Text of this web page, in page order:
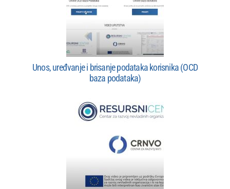
Unos, uređvanje i brisanje podataka korisnika (OCD
baza podataka)